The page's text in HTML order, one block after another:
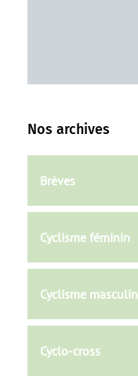
Nos archives
Brèves
Cyclisme féminin
Cyclisme masculin
Cyclo-cross